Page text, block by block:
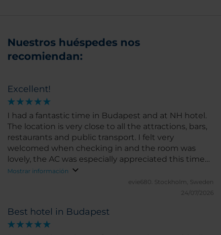
Nuestros huéspedes nos
recomiendan:
Excellent!
I had a fantastic time in Budapest and at NH hotel.
The location is very close to all the attractions, bars,
restaurants and public transport. I felt very
welcomed when checking in and the room was
lovely, the AC was especially appreciated this time
of year 🥵 i loved every second of my stay and i
would recommend this hotel to any- and everyone!
Mostrar información
evie680. Stockholm, Sweden
24/07/2026
Best hotel in Budapest